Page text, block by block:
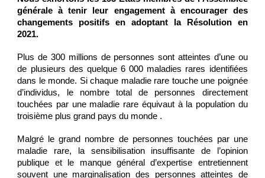
générale à tenir leur engagement à encourager des
changements positifs en adoptant la Résolution en
2021.
Plus de 300 millions de personnes sont atteintes d’une ou
de plusieurs des quelque 6 000 maladies rares identifiées
dans le monde. Si chaque maladie rare touche une poignée
d’individus, le nombre total de personnes directement
touchées par une maladie rare équivaut à la population du
troisième plus grand pays du monde .
Malgré le grand nombre de personnes touchées par une
maladie rare, la sensibilisation insuffisante de l’opinion
publique et le manque général d’expertise entretiennent
souvent une marginalisation des personnes atteintes de